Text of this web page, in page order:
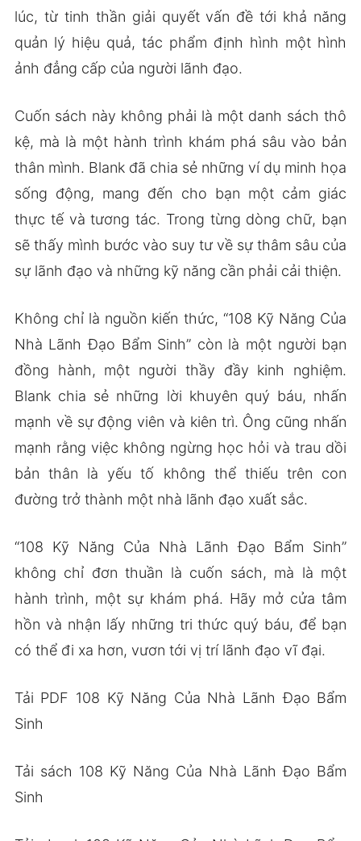
lúc, từ tinh thần giải quyết vấn đề tới khả năng
quản lý hiệu quả, tác phẩm định hình một hình
ảnh đẳng cấp của người lãnh đạo.
Cuốn sách này không phải là một danh sách thô
kệ, mà là một hành trình khám phá sâu vào bản
thân mình. Blank đã chia sẻ những ví dụ minh họa
sống động, mang đến cho bạn một cảm giác
thực tế và tương tác. Trong từng dòng chữ, bạn
sẽ thấy mình bước vào suy tư về sự thâm sâu của
sự lãnh đạo và những kỹ năng cần phải cải thiện.
Không chỉ là nguồn kiến thức, “108 Kỹ Năng Của
Nhà Lãnh Đạo Bẩm Sinh” còn là một người bạn
đồng hành, một người thầy đầy kinh nghiệm.
Blank chia sẻ những lời khuyên quý báu, nhấn
mạnh về sự động viên và kiên trì. Ông cũng nhấn
mạnh rằng việc không ngừng học hỏi và trau dồi
bản thân là yếu tố không thể thiếu trên con
đường trở thành một nhà lãnh đạo xuất sắc.
“108 Kỹ Năng Của Nhà Lãnh Đạo Bẩm Sinh”
không chỉ đơn thuần là cuốn sách, mà là một
hành trình, một sự khám phá. Hãy mở cửa tâm
hồn và nhận lấy những tri thức quý báu, để bạn
có thể đi xa hơn, vươn tới vị trí lãnh đạo vĩ đại.
Tải PDF 108 Kỹ Năng Của Nhà Lãnh Đạo Bẩm
Sinh
Tải sách 108 Kỹ Năng Của Nhà Lãnh Đạo Bẩm
Sinh